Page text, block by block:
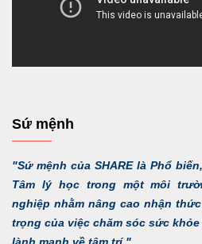
Sứ mệnh
"Sứ mệnh của SHARE là Phổ
Tâm lý học trong một môi
nghiệp nhằm nâng cao nhận
trọng của việc chăm sóc sức